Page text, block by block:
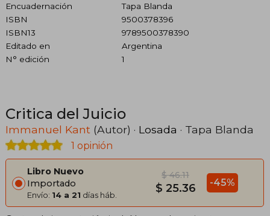
Encuadernación
Tapa Blanda
ISBN
9500378396
ISBN13
9789500378390
Editado en
Argentina
N° edición
1
Critica del Juicio
Immanuel Kant (Autor) · Losada · Tapa Blanda
1 opinión
Libro Nuevo
Importado
Envío: 14 a 21 días háb.
$ 46.11
$ 25.36 -45%